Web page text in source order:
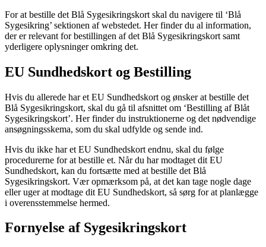
For at bestille det Blå Sygesikringskort skal du navigere til ‘Blå
Sygesikring’ sektionen af webstedet. Her finder du al information,
der er relevant for bestillingen af det Blå Sygesikringskort samt
yderligere oplysninger omkring det.
EU Sundhedskort og Bestilling
Hvis du allerede har et EU Sundhedskort og ønsker at bestille det
Blå Sygesikringskort, skal du gå til afsnittet om ‘Bestilling af Blåt
Sygesikringskort’. Her finder du instruktionerne og det nødvendige
ansøgningsskema, som du skal udfylde og sende ind.
Hvis du ikke har et EU Sundhedskort endnu, skal du følge
procedurerne for at bestille et. Når du har modtaget dit EU
Sundhedskort, kan du fortsætte med at bestille det Blå
Sygesikringskort. Vær opmærksom på, at det kan tage nogle dage
eller uger at modtage dit EU Sundhedskort, så sørg for at planlægge
i overensstemmelse hermed.
Fornyelse af Sygesikringskort